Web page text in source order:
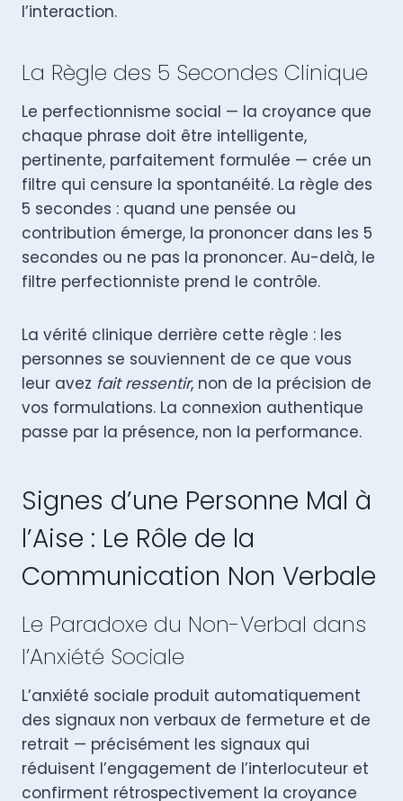
l’interaction.
La Règle des 5 Secondes Clinique
Le perfectionnisme social — la croyance que
chaque phrase doit être intelligente,
pertinente, parfaitement formulée — crée un
filtre qui censure la spontanéité. La règle des
5 secondes : quand une pensée ou
contribution émerge, la prononcer dans les 5
secondes ou ne pas la prononcer. Au-delà, le
filtre perfectionniste prend le contrôle.
La vérité clinique derrière cette règle : les
personnes se souviennent de ce que vous
leur avez fait ressentir, non de la précision de
vos formulations. La connexion authentique
passe par la présence, non la performance.
Signes d’une Personne Mal à
l’Aise : Le Rôle de la
Communication Non Verbale
Le Paradoxe du Non-Verbal dans
l’Anxiété Sociale
L’anxiété sociale produit automatiquement
des signaux non verbaux de fermeture et de
retrait — précisément les signaux qui
réduisent l’engagement de l’interlocuteur et
confirment rétrospectivement la croyance